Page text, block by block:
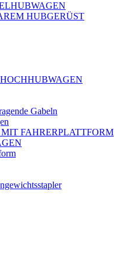
HUBGERÜST
Gabeln
FAHRERPLATTFORM